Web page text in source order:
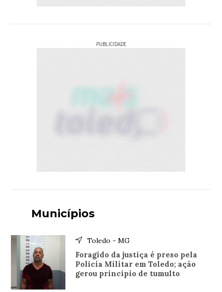
PUBLICIDADE
Municípios
Toledo - MG
Foragido da justiça é preso pela
Polícia Militar em Toledo; ação
gerou princípio de tumulto